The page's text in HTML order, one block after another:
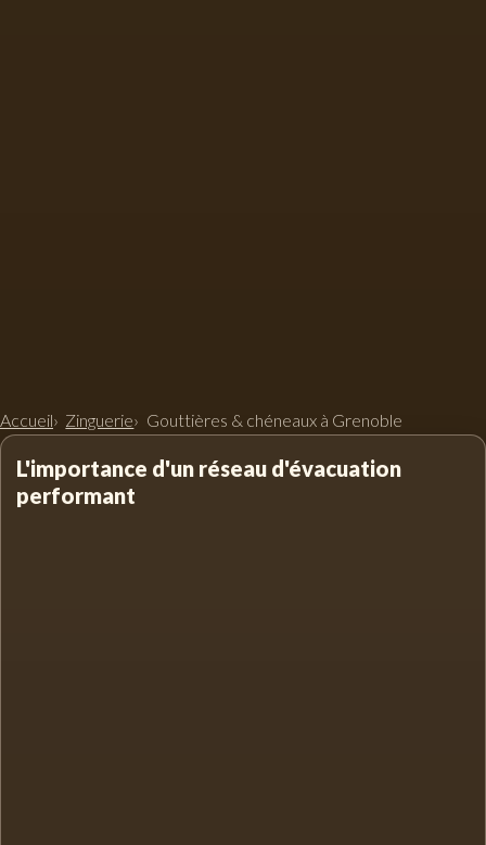
Accueil Zinguerie Gouttières & chéneaux à Grenoble
L'importance d'un réseau d'évacuation
performant